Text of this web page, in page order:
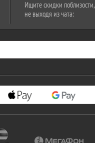
Ищите скидки поблизости,
не выходя из чата: